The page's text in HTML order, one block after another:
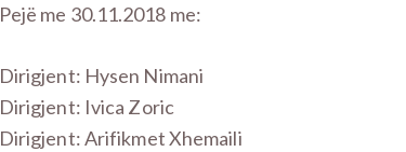
Pejë me 30.11.2018 me:
Dirigjent: Hysen Nimani
Dirigjent: Ivica Zoric
Dirigjent: Arifikmet Xhemaili